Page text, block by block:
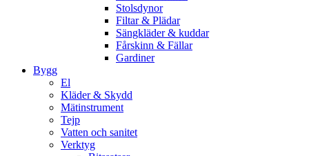
Stolsdynor
Filtar & Plädar
Sängkläder & kuddar
Fårskinn & Fällar
Gardiner
Bygg
El
Kläder & Skydd
Mätinstrument
Tejp
Vatten och sanitet
Verktyg